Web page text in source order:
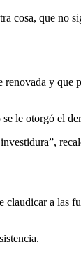
cosa, que no
y que
le otorgó el
a